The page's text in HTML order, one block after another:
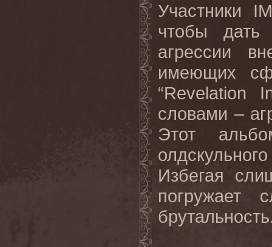
Участники
чтобы дать
агрессии
имеющих
“Revelation
словами –
Этот
Избегая
погружает